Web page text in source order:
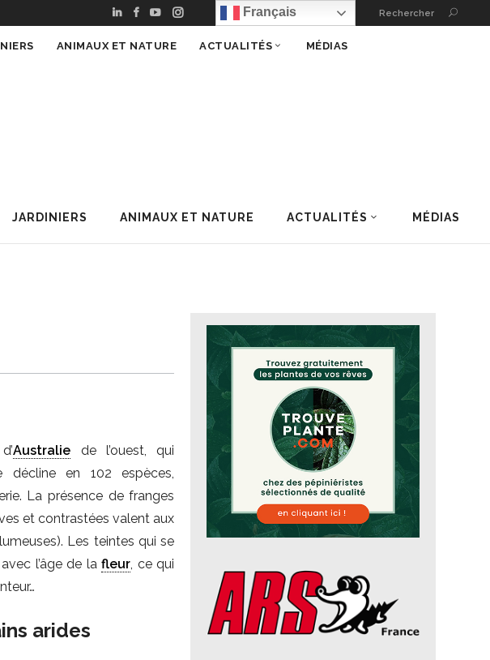
Français Rechercher
JARDINIERS ANIMAUX ET NATURE ACTUALITÉS MÉDIAS
ANIMAUX ET NATURE ACTUALITÉS MÉDIAS
Australie de l’ouest, qui
en 102 espèces,
La présence de franges
et contrastées valent aux
Les teintes qui se
l’âge de lafleur, ce qui
arides